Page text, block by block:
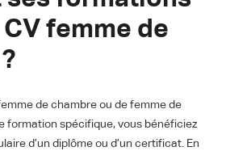
femme de
de chambre ou de femme de
formation spécifique, vous bénéficiez
d’un diplôme ou d’un certificat. En